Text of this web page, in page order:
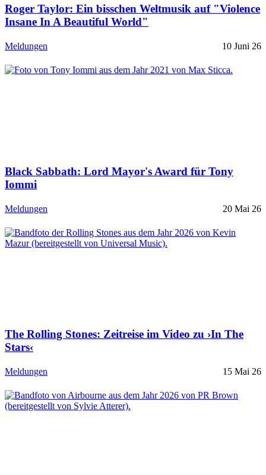
Roger Taylor: Ein bisschen Weltmusik auf "Violence
Insane In A Beautiful World"
Meldungen 10 Juni 26
Black Sabbath: Lord Mayor's Award für Tony
Iommi
Meldungen 20 Mai 26
The Rolling Stones: Zeitreise im Video zu ›In The
Stars‹
Meldungen 15 Mai 26